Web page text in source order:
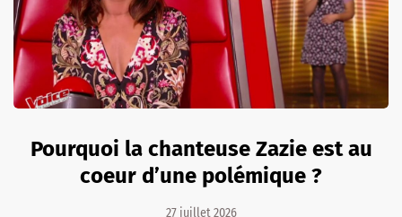
Pourquoi la chanteuse Zazie est au
coeur d’une polémique ?
27 juillet 2026